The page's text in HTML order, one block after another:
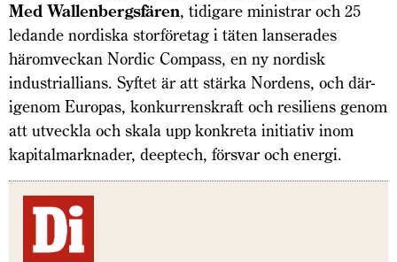
Med Wallenbergsfären, tidigare ministrar och 25
ledande nordiska storföretag i täten lanserades
härom­veckan Nordic Compass, en ny nordisk
industriallians. Syftet är att stärka Nordens, och där­
igenom Europas, konkurrenskraft och resiliens genom
att utveckla och skala upp konkreta initiativ inom
kapitalmarknader, deeptech, försvar och energi.